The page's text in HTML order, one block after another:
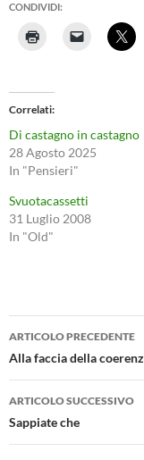
CONDIVIDI:
Correlati
Di castagno in castagno
28 Agosto 2025
In "Pensieri"
Svuotacassetti
31 Luglio 2008
In "Old"
Navigazione
articolo
ARTICOLO PRECEDENTE
Alla faccia della
ARTICOLO SUCCESSIVO
Sappiate che